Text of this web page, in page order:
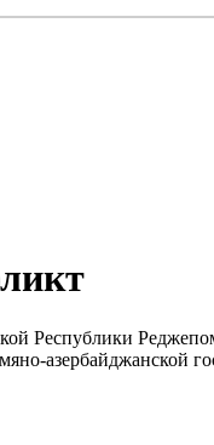
Республики
азербайджанской